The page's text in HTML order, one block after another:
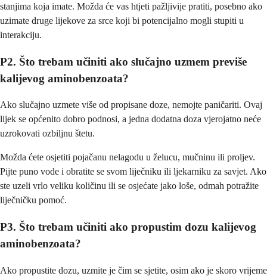
stanjima koja imate. Možda će vas htjeti pažljivije pratiti, posebno ako
uzimate druge lijekove za srce koji bi potencijalno mogli stupiti u
interakciju.
P2. Što trebam učiniti ako slučajno uzmem previše
kalijevog aminobenzoata?
Ako slučajno uzmete više od propisane doze, nemojte paničariti. Ovaj
lijek se općenito dobro podnosi, a jedna dodatna doza vjerojatno neće
uzrokovati ozbiljnu štetu.
Možda ćete osjetiti pojačanu nelagodu u želucu, mučninu ili proljev.
Pijte puno vode i obratite se svom liječniku ili ljekarniku za savjet. Ako
ste uzeli vrlo veliku količinu ili se osjećate jako loše, odmah potražite
liječničku pomoć.
P3. Što trebam učiniti ako propustim dozu kalijevog
aminobenzoata?
Ako propustite dozu, uzmite je čim se sjetite, osim ako je skoro vrijeme